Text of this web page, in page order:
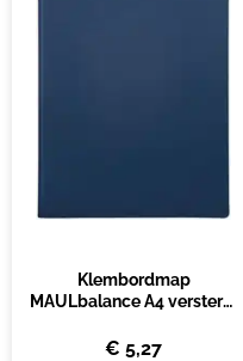
Klembordmap
MAULbalance A4 versterkt
€ 5,27